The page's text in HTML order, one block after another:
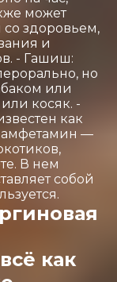
может
здоровьем,
и
- Гашиш:
но
или
косяк. -
как
амфетамин —
В нем
собой
как